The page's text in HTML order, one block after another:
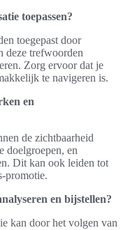
toepassen?
toegepast door
deze trefwoorden
Zorg ervoor dat je
te navigeren is.
en
de zichtbaarheid
doelgroepen, en
Dit kan ook leiden tot
promotie.
en bijstellen?
kan door het volgen van